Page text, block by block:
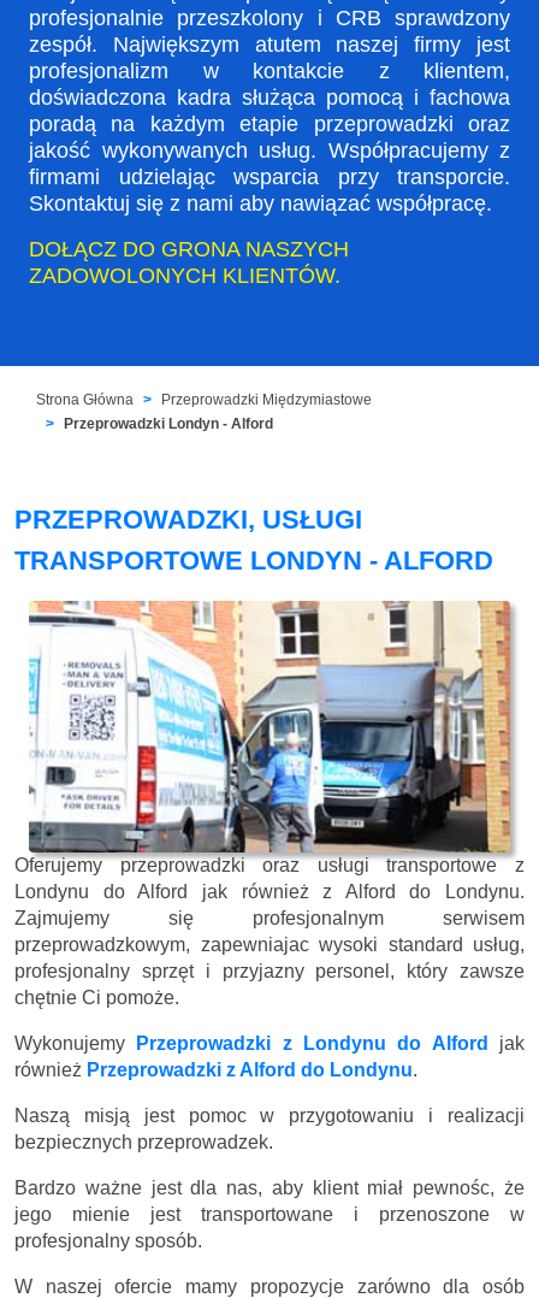
profesjonalnie przeszkolony i CRB sprawdzony
zespół. Największym atutem naszej firmy jest
profesjonalizm w kontakcie z klientem,
doświadczona kadra służąca pomocą i fachowa
poradą na każdym etapie przeprowadzki oraz
jakość wykonywanych usług. Współpracujemy z
firmami udzielając wsparcia przy transporcie.
Skontaktuj się z nami aby nawiązać współpracę.
DOŁĄCZ DO GRONA NASZYCH
ZADOWOLONYCH KLIENTÓW.
Strona Główna
Przeprowadzki Międzymiastowe
Przeprowadzki Londyn - Alford
PRZEPROWADZKI, USŁUGI
TRANSPORTOWE LONDYN - ALFORD
Oferujemy przeprowadzki oraz usługi transportowe z
Londynu do Alford jak również z Alford do Londynu.
Zajmujemy się profesjonalnym serwisem
przeprowadzkowym, zapewniajac wysoki standard usług,
profesjonalny sprzęt i przyjazny personel, który zawsze
chętnie Ci pomoże.
Wykonujemy Przeprowadzki z Londynu do Alford
jak
również Przeprowadzki z Alford do Londynu.
Naszą misją jest pomoc w przygotowaniu i realizacji
bezpiecznych przeprowadzek.
Bardzo ważne jest dla nas, aby klient miał pewnośc, że
jego mienie jest transportowane i przenoszone w
profesjonalny sposób.
W naszej ofercie mamy propozycje zarówno dla osób